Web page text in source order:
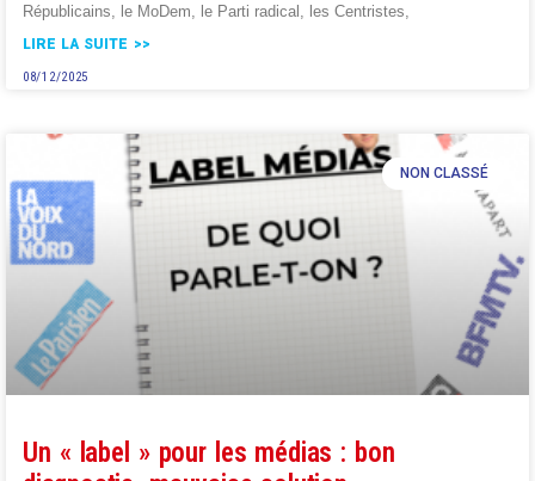
Républicains, le MoDem, le Parti radical, les Centristes,
LIRE LA SUITE >>
08/12/2025
NON CLASSÉ
Un « label » pour les médias : bon